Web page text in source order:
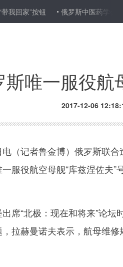
”按钮 俄罗斯中医药学会正式运营
斯唯一服役航
2017-12-06
记者鲁金博）俄罗斯联合
服役航空母舰“库兹涅佐夫”
“北极：现在和将来”论坛
拉赫曼诺夫表示，航母维